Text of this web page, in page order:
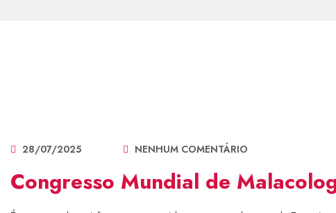
28/07/2025 NENHUM COMENTÁRIO
Congresso Mundial de